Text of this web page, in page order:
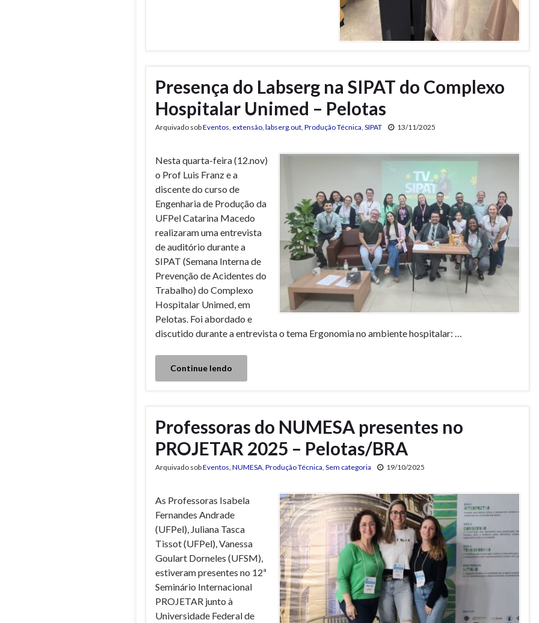
Presença do Labserg na SIPAT do Complexo
Hospitalar Unimed – Pelotas
Arquivado sobEventos extensão labserg.out Produção Técnica SIPAT 13/11/2025
Nesta quarta-feira (12.nov)
o Prof Luis Franz e a
discente do curso de
Engenharia de Produção da
UFPel Catarina Macedo
realizaram uma entrevista
de auditório durante a
SIPAT (Semana Interna de
Prevenção de Acidentes do
Trabalho) do Complexo
Hospitalar Unimed, em
Pelotas. Foi abordado e
discutido durante a entrevista o tema Ergonomia no ambiente hospitalar: …
Continue lendo
Professoras do NUMESA presentes no
PROJETAR 2025 – Pelotas/BRA
Arquivado sobEventos NUMESA Produção Técnica Sem categoria 19/10/2025
As Professoras Isabela
Fernandes Andrade
(UFPel), Juliana Tasca
Tissot (UFPel), Vanessa
Goulart Dorneles (UFSM),
estiveram presentes no 12ª
Seminário Internacional
PROJETAR junto à
Universidade Federal de